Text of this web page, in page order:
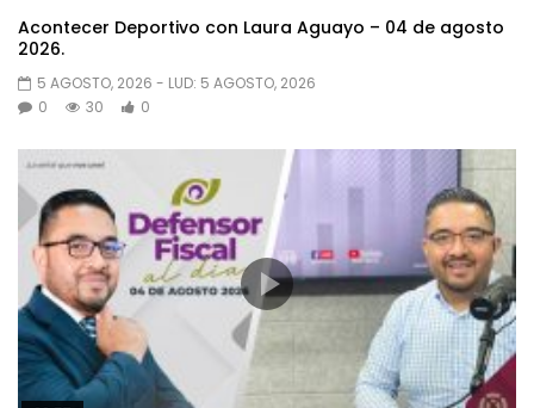
Acontecer Deportivo con Laura Aguayo – 04 de agosto
2026.
5 AGOSTO, 2026 - LUD: 5 AGOSTO, 2026
0
30 0